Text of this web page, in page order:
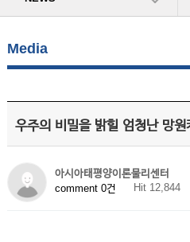
Media
우주의 비밀을 밝힐 엄청난 망원
아시아태평양이론물리센터
comment 0건
Hit 12,844